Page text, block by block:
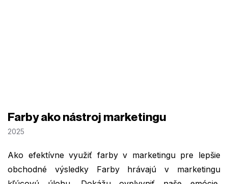
Farby ako nástroj marketingu
2025
Ako efektívne využiť farby v marketingu pre lepšie
obchodné výsledky Farby hrávajú v marketingu